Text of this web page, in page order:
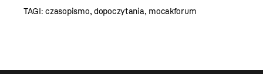
TAGI:czasopismo, dopoczytania, mocakforum